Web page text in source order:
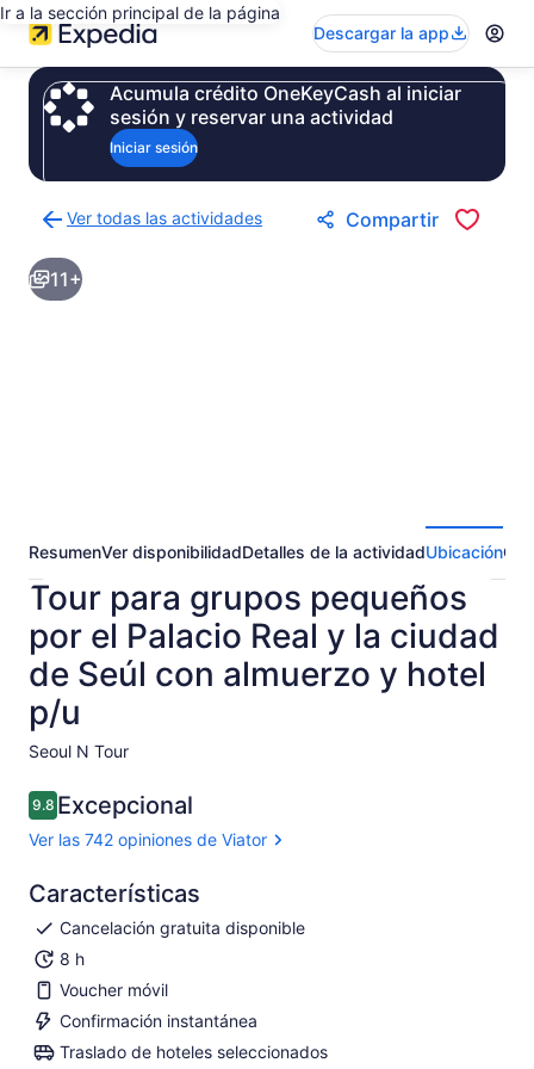
Ir a la sección principal de la página
Descargar la app
Acumula crédito OneKeyCash al iniciar
sesión y reservar una actividad
Iniciar sesión
Ver todas las actividades
a
la
página
Compartir
11+
ResumenVer disponibilidadDetalles de la actividadUbicación
Tour para grupos pequeños
por el Palacio Real y la ciudad
de Seúl con almuerzo y hotel
p/u
Seoul N Tour​
9.89.8 de 10
Excepcional
Ver las 742 opiniones de Viator
Características
Cancelación gratuita disponible
8 h
Voucher móvil
Confirmación instantánea
Traslado de hoteles seleccionados